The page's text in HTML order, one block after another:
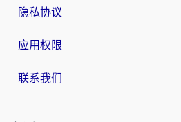
隐私协议
应用权限
联系我们